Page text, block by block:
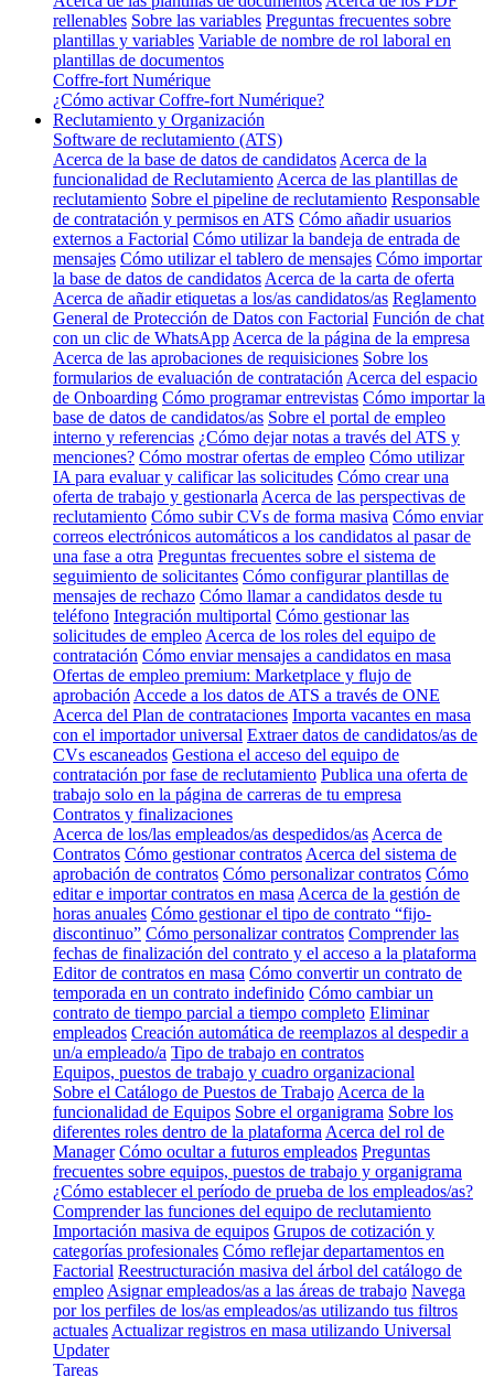
rellenables Sobre las variables Preguntas frecuentes sobre
plantillas y variables Variable de nombre de rol laboral en
plantillas de documentos
Coffre-fort Numérique
¿Cómo activar Coffre-fort Numérique?
Reclutamiento y Organización
Software de reclutamiento (ATS)
Acerca de la base de datos de candidatos Acerca de la
funcionalidad de Reclutamiento Acerca de las plantillas de
reclutamiento Sobre el pipeline de reclutamiento Responsable
de contratación y permisos en ATS Cómo añadir usuarios
externos a Factorial Cómo utilizar la bandeja de entrada de
mensajes Cómo utilizar el tablero de mensajes Cómo importar
la base de datos de candidatos Acerca de la carta de oferta
Acerca de añadir etiquetas a los/as candidatos/as Reglamento
General de Protección de Datos con Factorial Función de chat
con un clic de WhatsApp Acerca de la página de la empresa
Acerca de las aprobaciones de requisiciones Sobre los
formularios de evaluación de contratación Acerca del espacio
de Onboarding Cómo programar entrevistas Cómo importar la
base de datos de candidatos/as Sobre el portal de empleo
interno y referencias ¿Cómo dejar notas a través del ATS y
menciones? Cómo mostrar ofertas de empleo Cómo utilizar
IA para evaluar y calificar las solicitudes Cómo crear una
oferta de trabajo y gestionarla Acerca de las perspectivas de
reclutamiento Cómo subir CVs de forma masiva Cómo enviar
correos electrónicos automáticos a los candidatos al pasar de
una fase a otra Preguntas frecuentes sobre el sistema de
seguimiento de solicitantes Cómo configurar plantillas de
mensajes de rechazo Cómo llamar a candidatos desde tu
teléfono Integración multiportal Cómo gestionar las
solicitudes de empleo Acerca de los roles del equipo de
contratación Cómo enviar mensajes a candidatos en masa
Ofertas de empleo premium: Marketplace y flujo de
aprobación Accede a los datos de ATS a través de ONE
Acerca del Plan de contrataciones Importa vacantes en masa
con el importador universal Extraer datos de candidatos/as de
CVs escaneados Gestiona el acceso del equipo de
contratación por fase de reclutamiento Publica una oferta de
trabajo solo en la página de carreras de tu empresa
Contratos y finalizaciones
Acerca de los/las empleados/as despedidos/as Acerca de
Contratos Cómo gestionar contratos Acerca del sistema de
aprobación de contratos Cómo personalizar contratos Cómo
editar e importar contratos en masa Acerca de la gestión de
horas anuales Cómo gestionar el tipo de contrato “fijo-
discontinuo” Cómo personalizar contratos Comprender las
fechas de finalización del contrato y el acceso a la plataforma
Editor de contratos en masa Cómo convertir un contrato de
temporada en un contrato indefinido Cómo cambiar un
contrato de tiempo parcial a tiempo completo Eliminar
empleados Creación automática de reemplazos al despedir a
un/a empleado/a Tipo de trabajo en contratos
Equipos, puestos de trabajo y cuadro organizacional
Sobre el Catálogo de Puestos de Trabajo Acerca de la
funcionalidad de Equipos Sobre el organigrama Sobre los
diferentes roles dentro de la plataforma Acerca del rol de
Manager Cómo ocultar a futuros empleados Preguntas
frecuentes sobre equipos, puestos de trabajo y organigrama
¿Cómo establecer el período de prueba de los empleados/as?
Comprender las funciones del equipo de reclutamiento
Importación masiva de equipos Grupos de cotización y
categorías profesionales Cómo reflejar departamentos en
Factorial Reestructuración masiva del árbol del catálogo de
empleo Asignar empleados/as a las áreas de trabajo Navega
por los perfiles de los/as empleados/as utilizando tus filtros
actuales Actualizar registros en masa utilizando Universal
Updater
Tareas